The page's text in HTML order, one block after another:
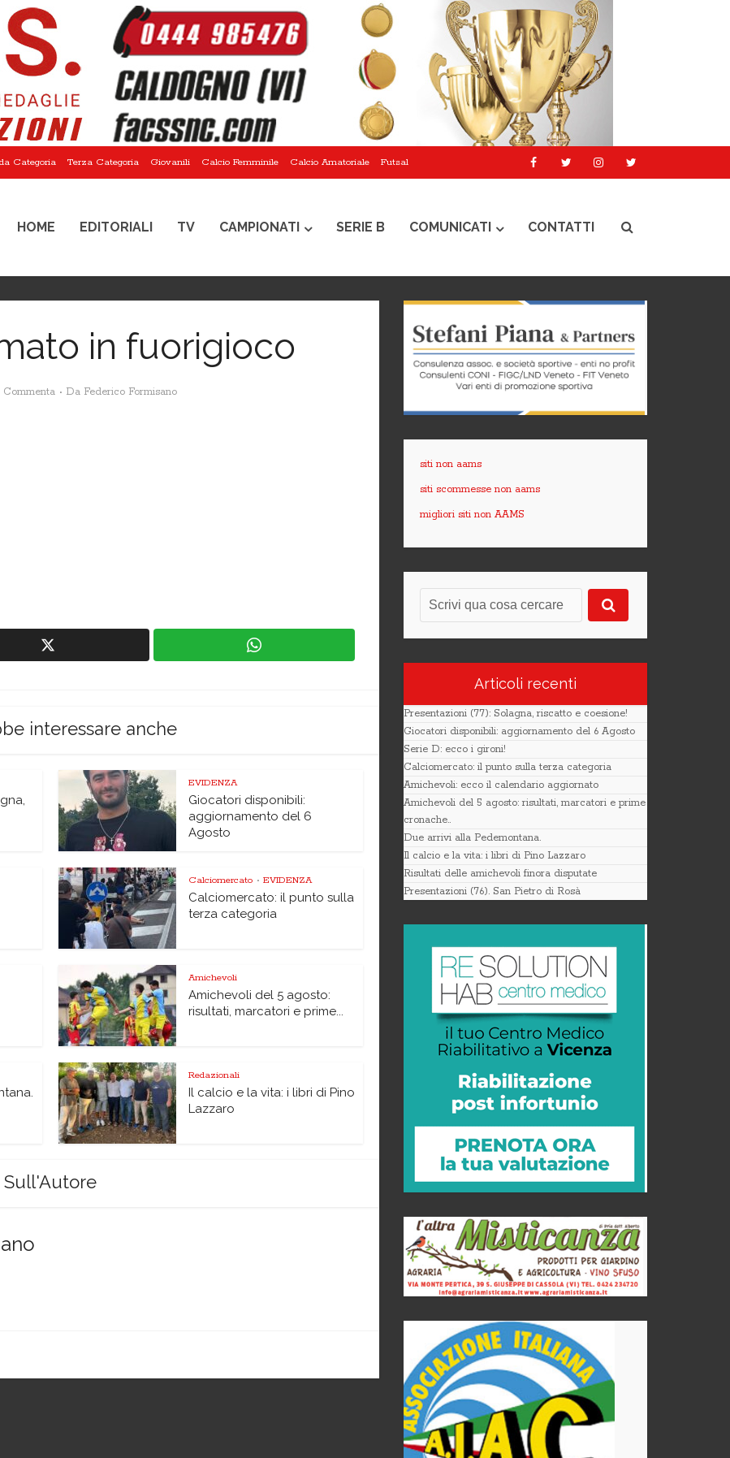
Categoria Terza Categoria Giovanili Calcio Femminile Calcio Amatoriale Futsal
HOME EDITORIALI TV CAMPIONATI SERIE B COMUNICATI CONTATTI
in fuorigioco
Commenta Da Federico Formisano
interessare anche
EVIDENZA
Giocatori disponibili:
aggiornamento del 6
Agosto
Calciomercato • EVIDENZA
Calciomercato: il punto sulla
terza categoria
Amichevoli
Amichevoli del 5 agosto:
risultati, marcatori e prime...
Redazionali
Il calcio e la vita: i libri di Pino
Lazzaro
Sull'Autore
siti non aams
siti scommesse non aams
migliori siti non AAMS
Articoli recenti
Presentazioni (77): Solagna, riscatto e coesione!
Giocatori disponibili: aggiornamento del 6 Agosto
Serie D: ecco i gironi!
Calciomercato: il punto sulla terza categoria
Amichevoli: ecco il calendario aggiornato
Amichevoli del 5 agosto: risultati, marcatori e prime
cronache..
Due arrivi alla Pedemontana.
Il calcio e la vita: i libri di Pino Lazzaro
Risultati delle amichevoli finora disputate
Presentazioni (76). San Pietro di Rosà